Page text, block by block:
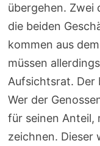
übergehen. Zwei
die beiden
kommen aus
müssen
Aufsichtsrat. Der
Wer der
für seinen Anteil,
zeichnen. Dieser